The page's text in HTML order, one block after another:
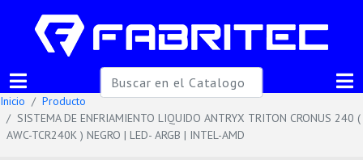
Inicio
Producto
SISTEMA DE ENFRIAMIENTO LIQUIDO ANTRYX TRITON CRONUS 240 (
AWC-TCR240K ) NEGRO | LED- ARGB | INTEL-AMD